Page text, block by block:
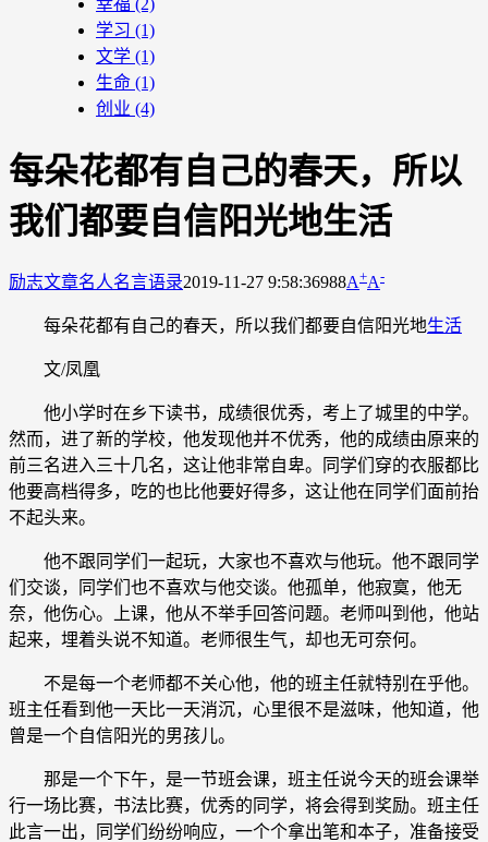
幸福 (2)
学习 (1)
文学 (1)
生命 (1)
创业 (4)
每朵花都有自己的春天，所以
我们都要自信阳光地生活
励志文章名人名言语录2019-11-27 9:58:36988A+A-
每朵花都有自己的春天，所以我们都要自信阳光地生活
文/凤凰
他小学时在乡下读书，成绩很优秀，考上了城里的中学。
然而，进了新的学校，他发现他并不优秀，他的成绩由原来的
前三名进入三十几名，这让他非常自卑。同学们穿的衣服都比
他要高档得多，吃的也比他要好得多，这让他在同学们面前抬
不起头来。
他不跟同学们一起玩，大家也不喜欢与他玩。他不跟同学
们交谈，同学们也不喜欢与他交谈。他孤单，他寂寞，他无
奈，他伤心。上课，他从不举手回答问题。老师叫到他，他站
起来，埋着头说不知道。老师很生气，却也无可奈何。
不是每一个老师都不关心他，他的班主任就特别在乎他。
班主任看到他一天比一天消沉，心里很不是滋味，他知道，他
曾是一个自信阳光的男孩儿。
那是一个下午，是一节班会课，班主任说今天的班会课举
行一场比赛，书法比赛，优秀的同学，将会得到奖励。班主任
此言一出，同学们纷纷响应，一个个拿出笔和本子，准备接受